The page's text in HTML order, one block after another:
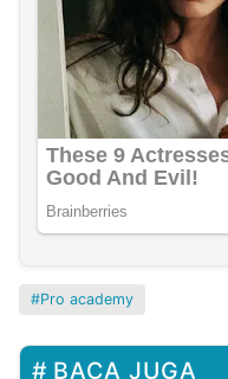
Pro academy
BACA JUGA